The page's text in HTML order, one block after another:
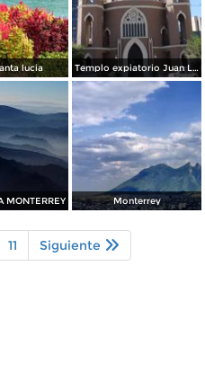
lucia Templo expiatorio Juan Luis Gonzaga
MONTERREY Monterrey
11 Siguiente